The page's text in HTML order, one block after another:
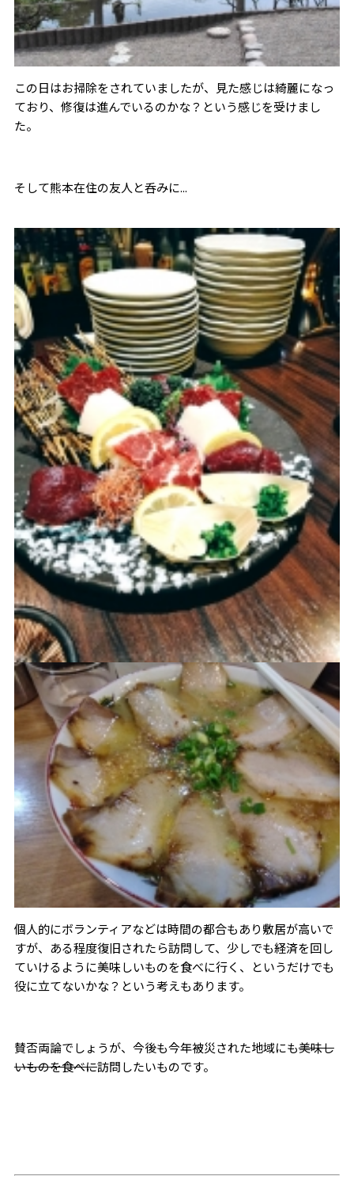
この日はお掃除をされていましたが、見た感じは綺麗になっ
ており、修復は進んでいるのかな？という感じを受けまし
た。
そして熊本在住の友人と呑みに...
個人的にボランティアなどは時間の都合もあり敷居が高いで
すが、ある程度復旧されたら訪問して、少しでも経済を回し
ていけるように美味しいものを食べに行く、というだけでも
役に立てないかな？という考えもあります。
賛否両論でしょうが、今後も今年被災された地域にも美味し
いものを食べに訪問したいものです。